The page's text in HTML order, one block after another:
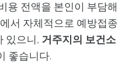
용 전액을 본인이 부담해
서 자체적으로 예방접종
있으니, 거주지의 보건소
좋습니다.